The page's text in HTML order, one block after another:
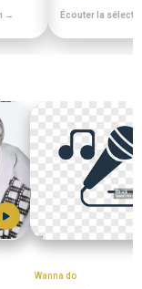
→ Écouter la
Wanna do